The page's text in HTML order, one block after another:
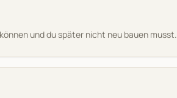
und du später nicht neu bauen musst.